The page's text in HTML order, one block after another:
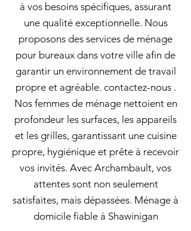
à vos besoins spécifiques, assurant
une qualité exceptionnelle. Nous
proposons des services de ménage
pour bureaux dans votre ville afin de
garantir un environnement de travail
propre et agréable. contactez-nous .
Nos femmes de ménage nettoient en
profondeur les surfaces, les appareils
et les grilles, garantissant une cuisine
propre, hygiénique et prête à recevoir
vos invités. Avec Archambault, vos
attentes sont non seulement
satisfaites, mais dépassées. Ménage à
domicile fiable à Shawinigan